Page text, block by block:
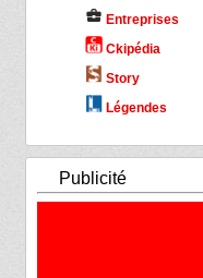
business_center Entreprises
Ckipédia
Story
Légendes
Publicité